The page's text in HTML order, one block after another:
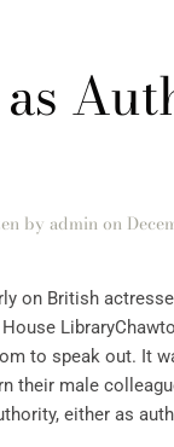
by admin on
on British
to speak out. It
their male
either as